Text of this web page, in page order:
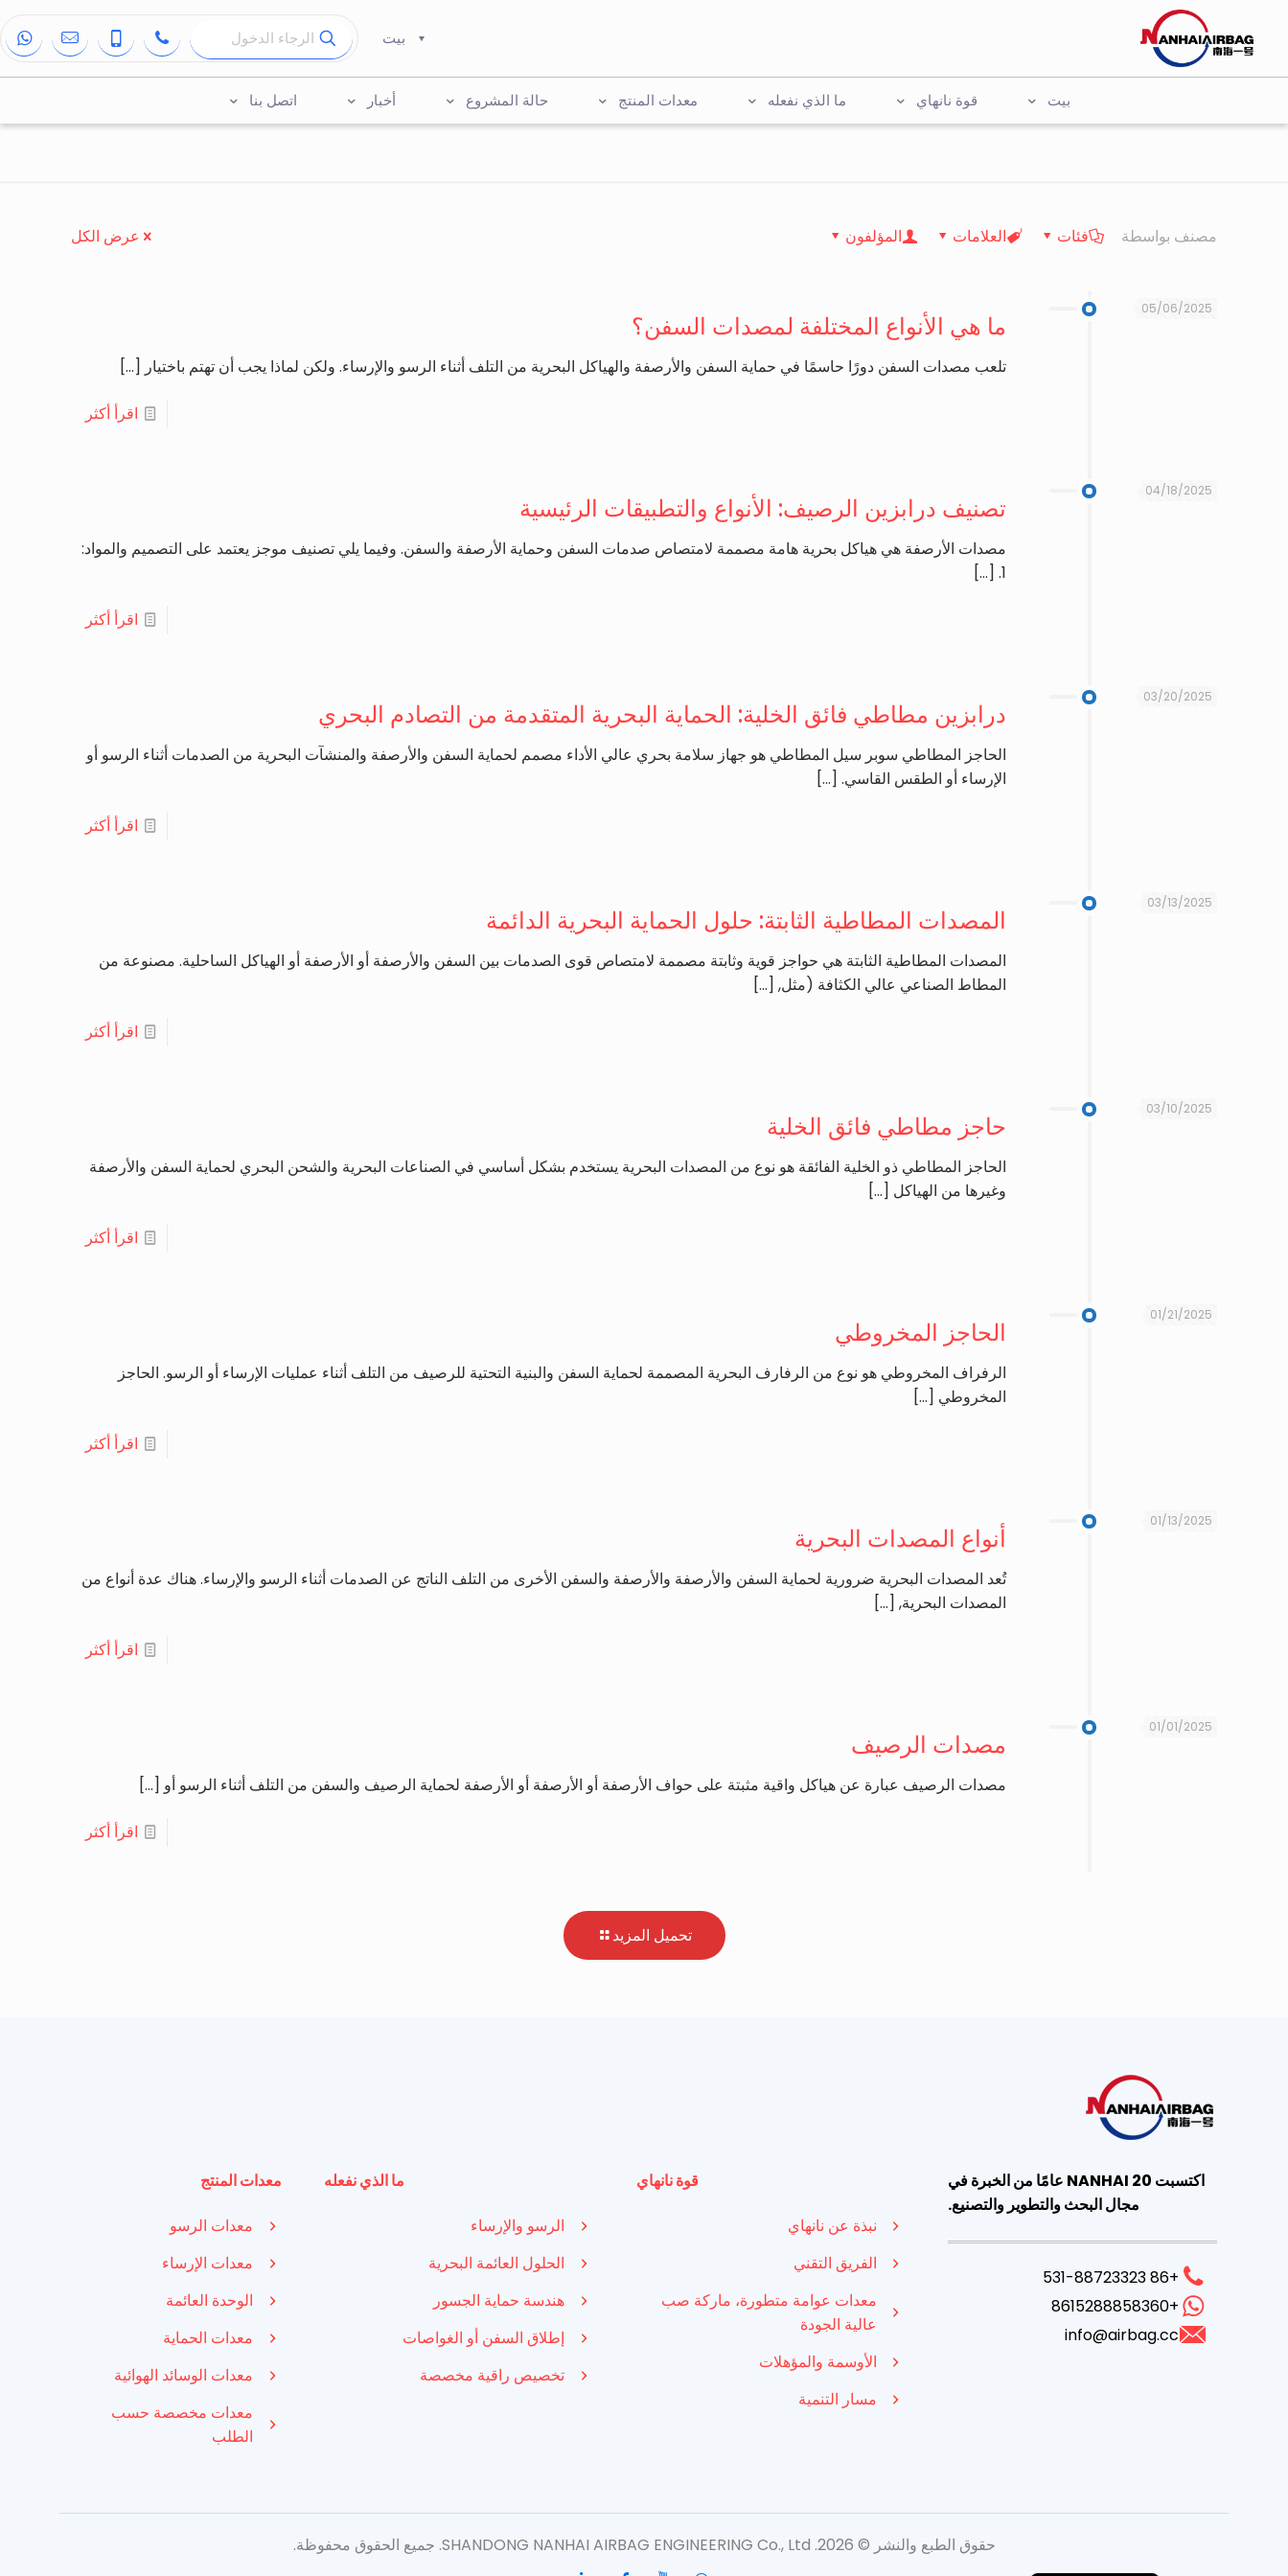
بيت
بيت قوة نانهاي ما الذي نفعله معدات المنتج حالة المشروع أخبار اتصل بنا
مصنف بواسطة فئات العلامات المؤلفون عرض الكل
05/06/2025
ما هي الأنواع المختلفة لمصدات السفن؟
تلعب مصدات السفن دورًا حاسمًا في حماية السفن والأرصفة والهياكل البحرية من التلف أثناء الرسو والإرساء. ولكن لماذا يجب أن تهتم باختيار […]
اقرأ أكثر
04/18/2025
تصنيف درابزين الرصيف: الأنواع والتطبيقات الرئيسية
مصدات الأرصفة هي هياكل بحرية هامة مصممة لامتصاص صدمات السفن وحماية الأرصفة والسفن. وفيما يلي تصنيف موجز يعتمد على التصميم والمواد:
1.
[…]
اقرأ أكثر
03/20/2025
درابزين مطاطي فائق الخلية: الحماية البحرية المتقدمة من التصادم البحري
الحاجز المطاطي سوبر سيل المطاطي هو جهاز سلامة بحري عالي الأداء مصمم لحماية السفن والأرصفة والمنشآت البحرية من الصدمات أثناء الرسو أو
الإرساء أو الطقس القاسي. […]
اقرأ أكثر
03/13/2025
المصدات المطاطية الثابتة: حلول الحماية البحرية الدائمة
المصدات المطاطية الثابتة هي حواجز قوية وثابتة مصممة لامتصاص قوى الصدمات بين السفن والأرصفة أو الأرصفة أو الهياكل الساحلية. مصنوعة من
المطاط الصناعي عالي الكثافة (مثل, […]
اقرأ أكثر
03/10/2025
حاجز مطاطي فائق الخلية
الحاجز المطاطي ذو الخلية الفائقة هو نوع من المصدات البحرية يستخدم بشكل أساسي في الصناعات البحرية والشحن البحري لحماية السفن والأرصفة
وغيرها من الهياكل […]
اقرأ أكثر
01/21/2025
الحاجز المخروطي
الرفراف المخروطي هو نوع من الرفارف البحرية المصممة لحماية السفن والبنية التحتية للرصيف من التلف أثناء عمليات الإرساء أو الرسو. الحاجز
المخروطي […]
اقرأ أكثر
01/13/2025
أنواع المصدات البحرية
تُعد المصدات البحرية ضرورية لحماية السفن والأرصفة والأرصفة والسفن الأخرى من التلف الناتج عن الصدمات أثناء الرسو والإرساء. هناك عدة أنواع من
المصدات البحرية, […]
اقرأ أكثر
01/01/2025
مصدات الرصيف
مصدات الرصيف عبارة عن هياكل واقية مثبتة على حواف الأرصفة أو الأرصفة أو الأرصفة لحماية الرصيف والسفن من التلف أثناء الرسو أو […]
اقرأ أكثر
تحميل المزيد
اكتسبت NANHAI 20 عامًا من الخبرة في
مجال البحث والتطوير والتصنيع.
+86 531-88723323
+8615288858360
info@airbag.cc
قوة نانهاي
نبذة عن نانهاي
الفريق التقني
معدات عوامة متطورة، ماركة صب
عالية الجودة
الأوسمة والمؤهلات
مسار التنمية
ما الذي نفعله
الرسو والإرساء
الحلول العائمة البحرية
هندسة حماية الجسور
إطلاق السفن أو الغواصات
تخصيص راقية مخصصة
معدات المنتج
معدات الرسو
معدات الإرساء
الوحدة العائمة
معدات الحماية
معدات الوسائد الهوائية
معدات مخصصة حسب
الطلب
حقوق الطبع والنشر © 2026. SHANDONG NANHAI AIRBAG ENGINEERING Co., Ltd. جميع الحقوق محفوظة.